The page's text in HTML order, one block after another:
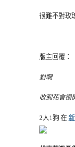
很難不對玫
版主回覆：
對啊
收到花會很
2人1狗 在